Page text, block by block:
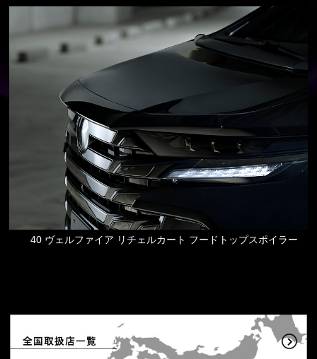
40 ヴェルファイア リチェルカート フードトップスポイラー